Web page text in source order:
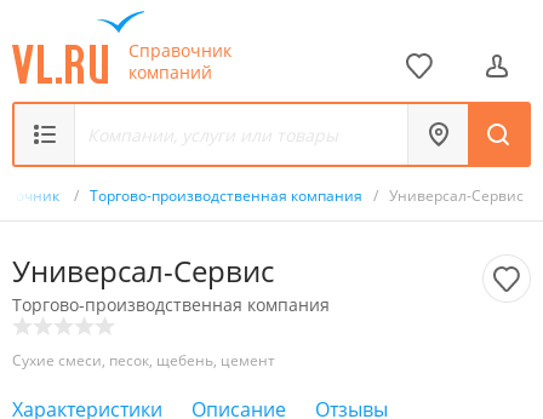
Справочник
компаний
/ Торгово-производственная компания / Универсал-Сервис
Универсал-Сервис
Торгово-производственная компания
Сухие смеси, песок, щебень, цемент
Характеристики Описание Отзывы